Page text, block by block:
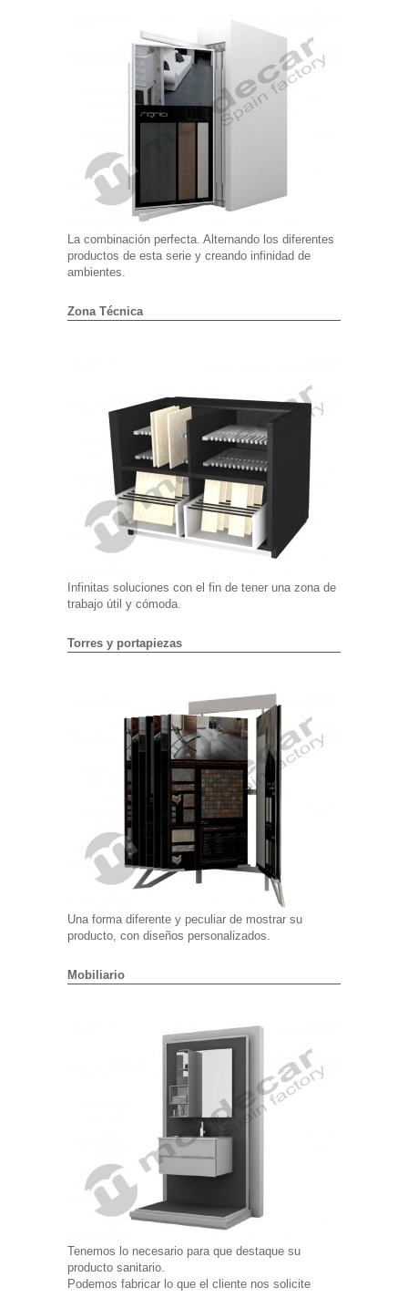
La combinación perfecta. Alternando los diferentes
productos de esta serie y creando infinidad de
ambientes.
Zona Técnica
Infinitas soluciones con el fin de tener una zona de
trabajo útil y cómoda.
Torres y portapiezas
Una forma diferente y peculiar de mostrar su
producto, con diseños personalizados.
Mobiliario
Tenemos lo necesario para que destaque su
producto sanitario.
Podemos fabricar lo que el cliente nos solicite